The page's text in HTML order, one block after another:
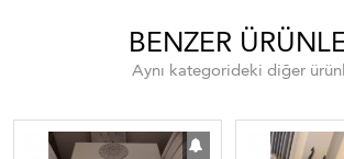
BENZER
Aynı kategorideki diğer